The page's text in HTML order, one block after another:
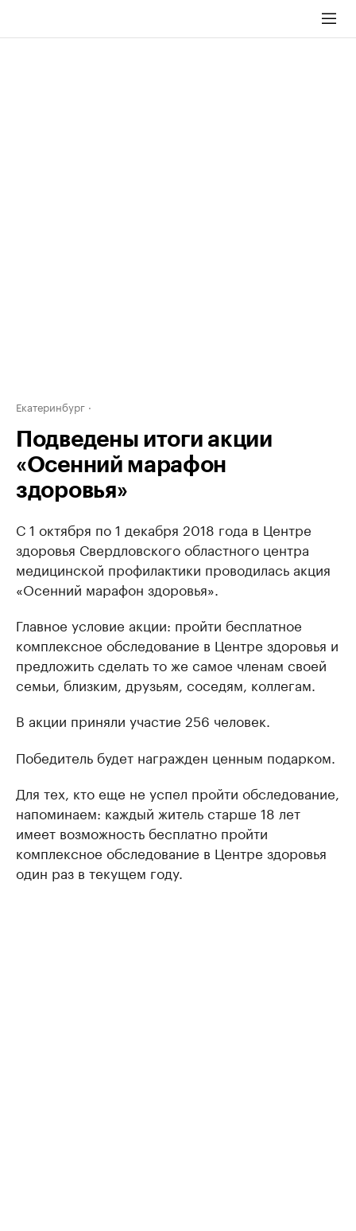
Екатеринбург
Подведены итоги акции
«Осенний марафон
здоровья»
С 1 октября по 1 декабря 2018 года в Центре
здоровья Свердловского областного центра
медицинской профилактики проводилась акция
«Осенний марафон здоровья».
Главное условие акции: пройти бесплатное
комплексное обследование в Центре здоровья и
предложить сделать то же самое членам своей
семьи, близким, друзьям, соседям, коллегам.
В акции приняли участие 256 человек.
Победитель будет награжден ценным подарком.
Для тех, кто еще не успел пройти обследование,
напоминаем: каждый житель старше 18 лет
имеет возможность бесплатно пройти
комплексное обследование в Центре здоровья
один раз в текущем году.